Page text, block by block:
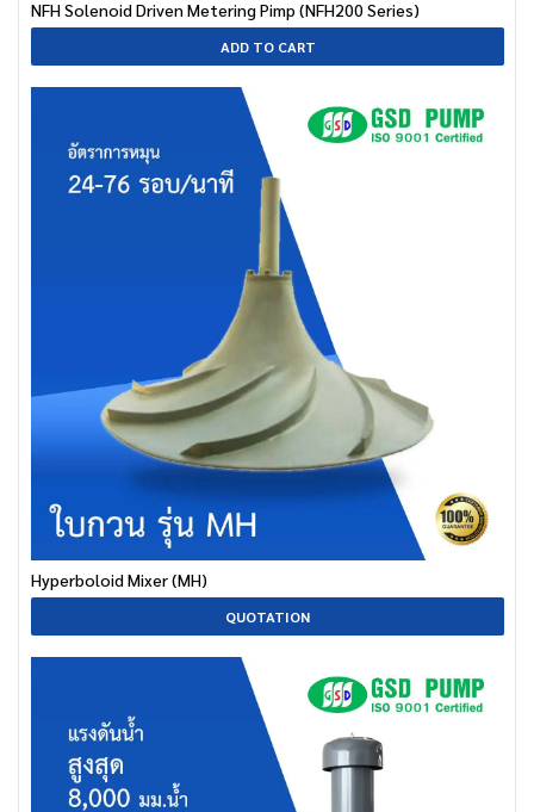
NFH Solenoid Driven Metering Pimp (NFH200 Series)
ADD TO CART
Hyperboloid Mixer (MH)
QUOTATION